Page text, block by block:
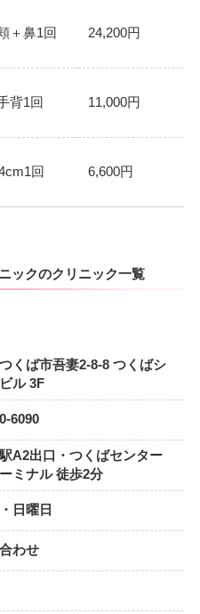
＋鼻1回 24,200円
背1回 11,000円
回 6,600円
ックのクリニック一覧
くば市吾妻2-8-8 つくばシ
ル 3F
6090
A2出口・つくばセンター
ミナル 徒歩2分
日曜日
わせ